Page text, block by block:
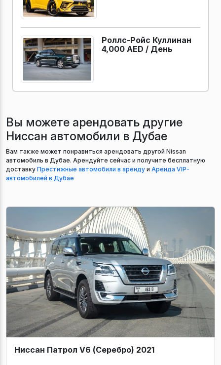
Роллс-Ройс Куллинан
4,000 AED / День
Вы можете арендовать другие
Ниссан автомобили в Дубае
Вам также может понравиться арендовать другой Nissan
автомобиль в Дубае. Арендуйте сейчас и получите бесплатную
доставку Престижные автомобили в аренду и Аренда VIP-
автомобилей в Дубае
Ниссан Патрол V6 (Серебро) 2021